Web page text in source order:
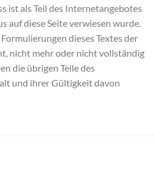
ist als Teil des Internetangebotes
auf diese Seite verwiesen wurde.
dieses Textes der
nicht mehr oder nicht vollständig
die übrigen Teile des
und ihrer Gültigkeit davon